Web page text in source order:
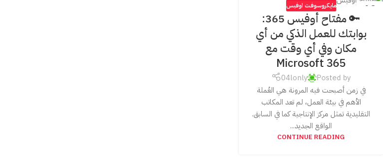
13 مايكروسوفت اوفيس
🔑 مفتاح أوفيس 365:
بوابتك للعمل الذكي من أي
مكان وفي أي وقت مع
Microsoft 365
Posted by
04lonly
في زمن أصبحت فيه المرونة هي العُملة
الأهم في بيئة العمل، لم تعد المكاتب
التقليدية تمثل مركز الإنتاجية كما في السابق.
الواقع الجديد...
CONTINUE READING